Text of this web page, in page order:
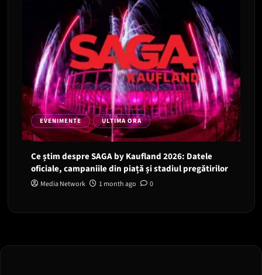
EVENIMENTE ULTIMA ORA
Ce știm despre SAGA by Kaufland 2026: Datele
oficiale, campaniile din piață și stadiul pregătirilor
Media Network 1 month ago 0